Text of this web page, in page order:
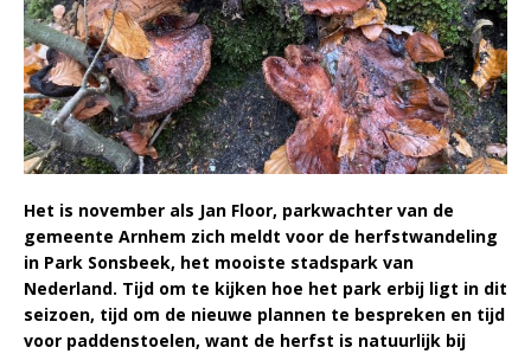
Het is november als Jan Floor, parkwachter van de
gemeente Arnhem zich meldt voor de herfstwandeling
in Park Sonsbeek, het mooiste stadspark van
Nederland. Tijd om te kijken hoe het park erbij ligt in dit
seizoen, tijd om de nieuwe plannen te bespreken en tijd
voor paddenstoelen, want de herfst is natuurlijk bij